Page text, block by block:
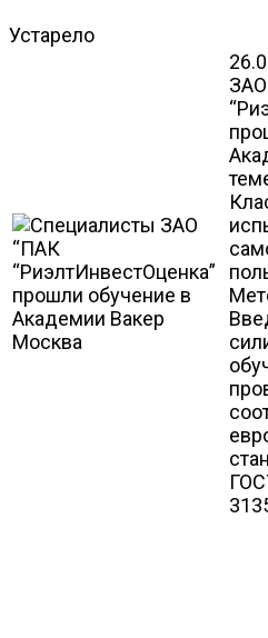
Устарело